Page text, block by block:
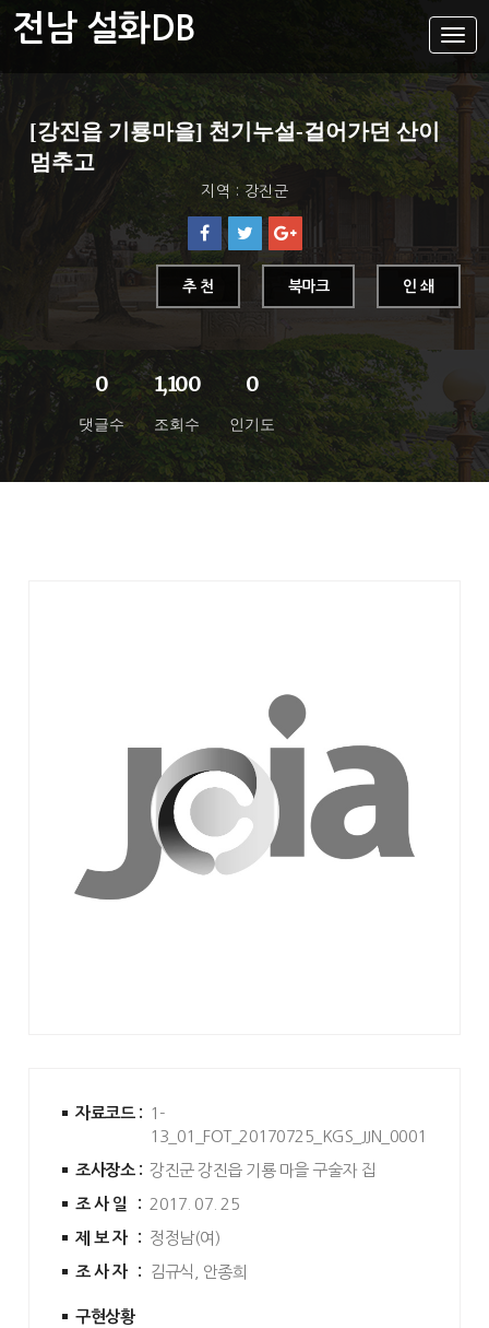
설
화
메
뉴
전남 설화DB
설화DB
통합검색
주제별
지역별
[강진읍 기룡마을] 천기누설-걸어가던 산이
멈추고
지역 : 강진군
0
댓글수
1,100
조회수
0
인기도
추 천 북마크 인 쇄
자료코드 : 1-
13_01_FOT_20170725_KGS_JJN_0001
조사장소 : 강진군 강진읍 기룡 마을 구술자 집
조사일 : 2017. 07. 25
제보자 : 정정남(여)
조사자 : 김규식, 안종희
구현상황